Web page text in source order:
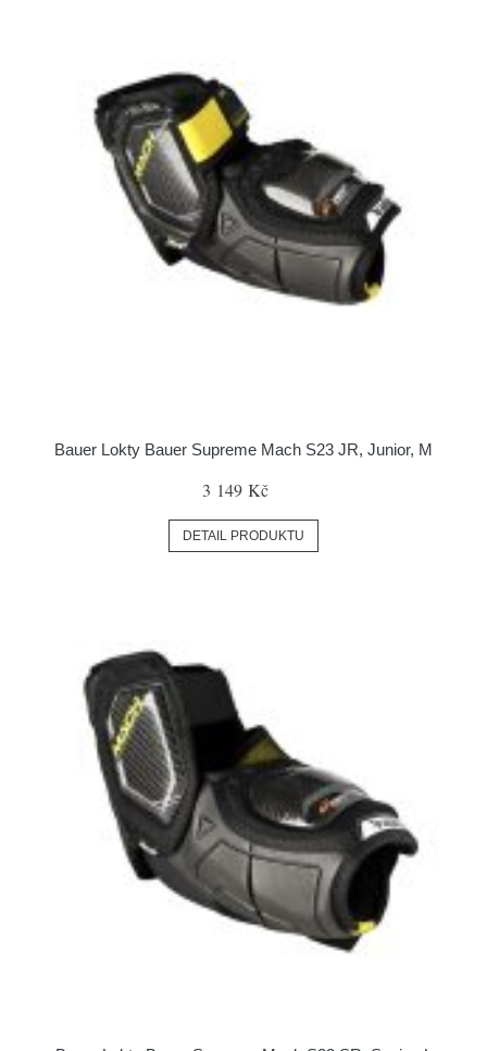
Bauer Lokty Bauer Supreme Mach S23 JR, Junior, M
3 149 Kč
DETAIL PRODUKTU